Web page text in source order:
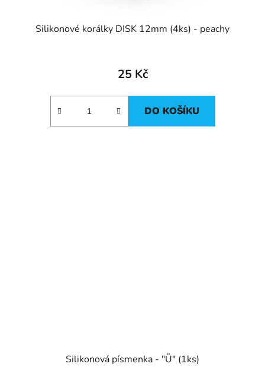
Silikonové korálky DISK 12mm (4ks) - peachy
25 Kč
DO KOŠÍKU
Silikonová písmenka - "Ů" (1ks)